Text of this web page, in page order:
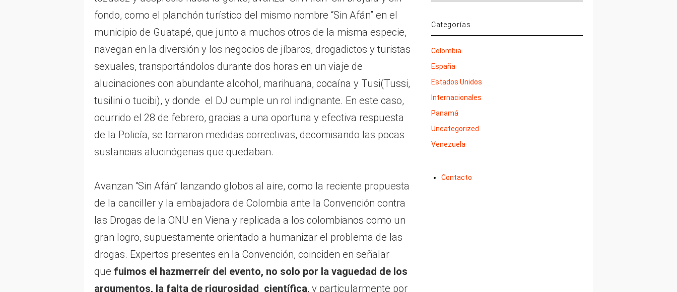
fondo, como el planchón turístico del mismo nombre “Sin Afán” en el
municipio de Guatapé, que junto a muchos otros de la misma especie,
navegan en la diversión y los negocios de jíbaros, drogadictos y turistas
sexuales, transportándolos durante dos horas en un viaje de
alucinaciones con abundante alcohol, marihuana, cocaína y Tusi(Tussi,
tusilini o tucibi), y donde el DJ cumple un rol indignante. En este caso,
ocurrido el 28 de febrero, gracias a una oportuna y efectiva respuesta
de la Policía, se tomaron medidas correctivas, decomisando las pocas
sustancias alucinógenas que quedaban.
Avanzan “Sin Afán” lanzando globos al aire, como la reciente propuesta
de la canciller y la embajadora de Colombia ante la Convención contra
las Drogas de la ONU en Viena y replicada a los colombianos como un
gran logro, supuestamente orientado a humanizar el problema de las
drogas. Expertos presentes en la Convención, coinciden en señalar
que fuimos el hazmerreír del evento, no solo por la vaguedad de los
argumentos, la falta de rigurosidad científica, y particularmente por
Categorías
Colombia
España
Estados Unidos
Internacionales
Panamá
Uncategorized
Venezuela
Contacto